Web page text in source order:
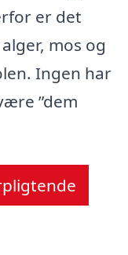
er det
mos og
Ingen har
”dem